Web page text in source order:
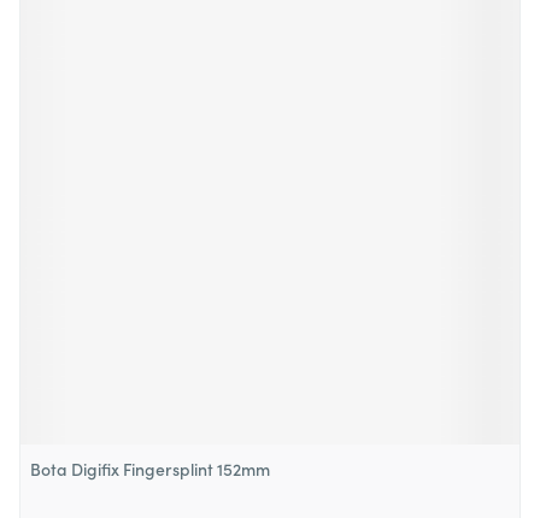
Bota Digifix Fingersplint 152mm